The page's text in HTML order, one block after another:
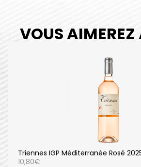
VOUS AIMEREZ
Triennes IGP Méditerranée Rosé
10,80€